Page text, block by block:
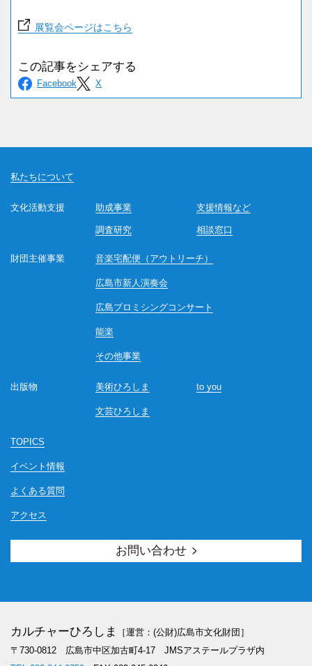
展覧会ページはこちら
私たちについて
文化活動支援 助成事業
調査研究 相談窓口
支援情報など
財団主催事業 音楽宅配便（アウトリーチ）
広島市新人演奏会
広島プロミシングコンサート
能楽
その他事業
出版物 美術ひろしま
文芸ひろしま
to you
TOPICS
イベント情報
よくある質問
アクセス
お問い合わせ
カルチャーひろしま
［運営：(公財)広島市文化財団］
〒730-0812 広島市中区加古町4-17 JMSアステールプラザ内